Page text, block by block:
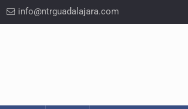
info@ntrguadalajara.com